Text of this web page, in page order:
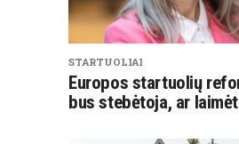
STARTUOLIAI
Europos startuolių
bus stebėtoja, ar